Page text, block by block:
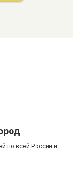
по всей России и